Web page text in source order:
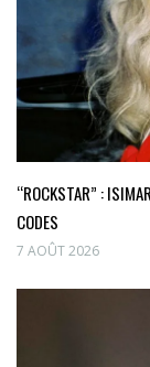
“ROCKSTAR” :
CODES
7 AOÛT 2026